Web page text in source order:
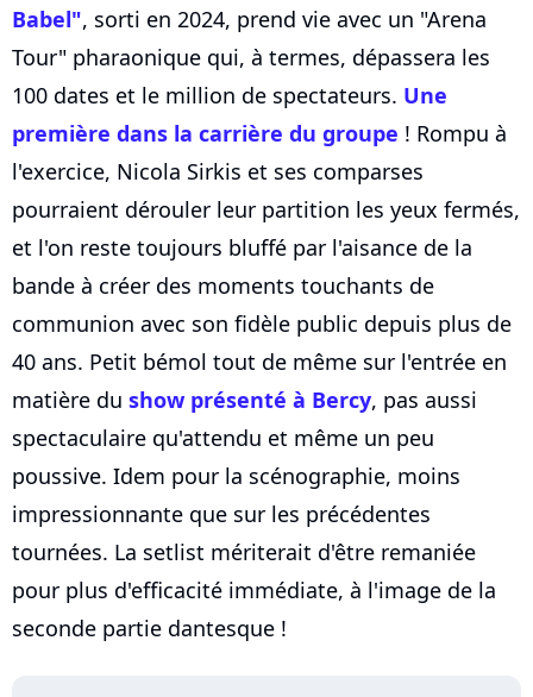
Babel", sorti en 2024, prend vie avec un "Arena
Tour" pharaonique qui, à termes, dépassera les
100 dates et le million de spectateurs. Une
première dans la carrière du groupe ! Rompu à
l'exercice, Nicola Sirkis et ses comparses
pourraient dérouler leur partition les yeux fermés,
et l'on reste toujours bluffé par l'aisance de la
bande à créer des moments touchants de
communion avec son fidèle public depuis plus de
40 ans. Petit bémol tout de même sur l'entrée en
matière du show présenté à Bercy, pas aussi
spectaculaire qu'attendu et même un peu
poussive. Idem pour la scénographie, moins
impressionnante que sur les précédentes
tournées. La setlist mériterait d'être remaniée
pour plus d'efficacité immédiate, à l'image de la
seconde partie dantesque !